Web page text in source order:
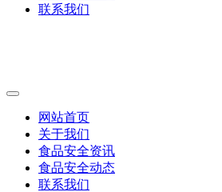
联系我们
网站首页
关于我们
食品安全资讯
食品安全动态
联系我们